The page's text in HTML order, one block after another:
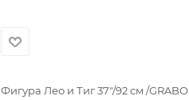
Фигура Лео и Тиг 37"/92 см /GRABO